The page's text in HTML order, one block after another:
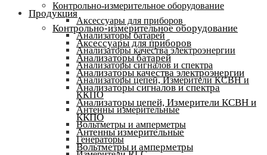
Контрольно-измерительное оборудование
Аксессуары для приборов
Анализаторы батарей
Анализаторы качества электроэнергии
Анализаторы сигналов и спектра
Анализаторы цепей, Измерители КСВН и
ККПО
Антенны измерительные
Вольтметры и амперметры
Генераторы
Продукция
Контрольно-измерительное оборудование
Аксессуары для приборов
Анализаторы батарей
Анализаторы качества электроэнергии
Анализаторы сигналов и спектра
Анализаторы цепей, Измерители КСВН и
ККПО
Антенны измерительные
Вольтметры и амперметры